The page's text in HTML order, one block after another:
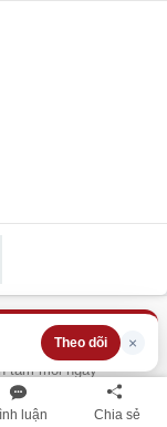
luận Chia sẻ
Theo dõi ×
tâm mỗi ngày